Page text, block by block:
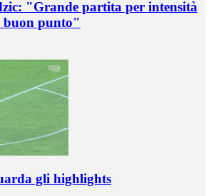
"Grande partita per intensità
buon punto"
gli highlights